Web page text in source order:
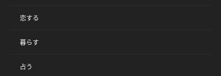
恋する
暮らす
占う